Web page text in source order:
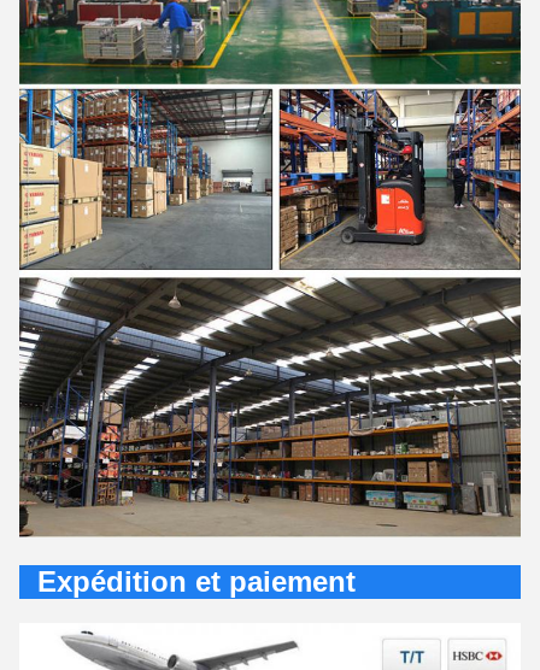
Expédition et paiement